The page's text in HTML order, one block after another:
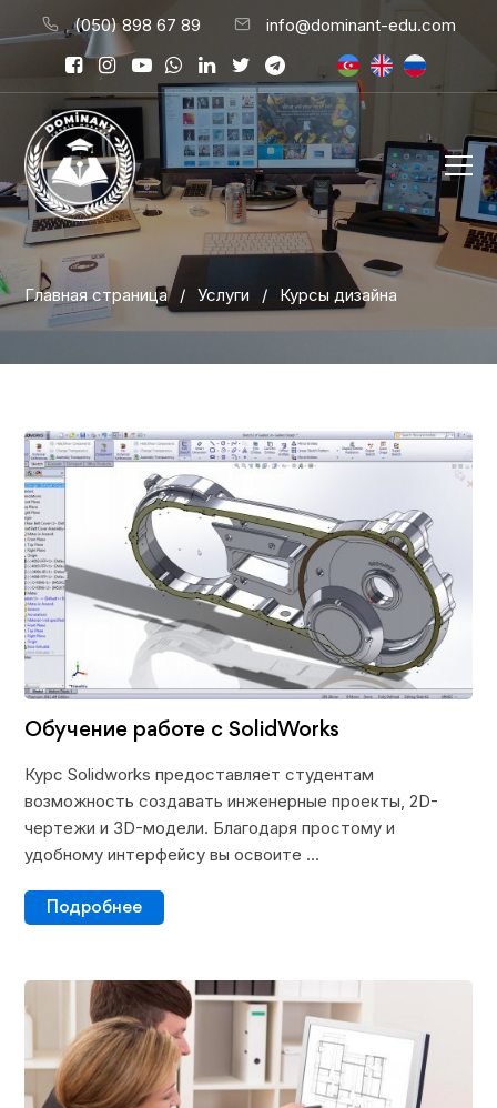
(050) 898 67 89 info@dominant-edu.com
Главная страница / Услуги / Курсы дизайна
Обучение работе с SolidWorks
Курс Solidworks предоставляет студентам
возможность создавать инженерные проекты, 2D-
чертежи и 3D-модели. Благодаря простому и
удобному интерфейсу вы освоите ...
Подробнее